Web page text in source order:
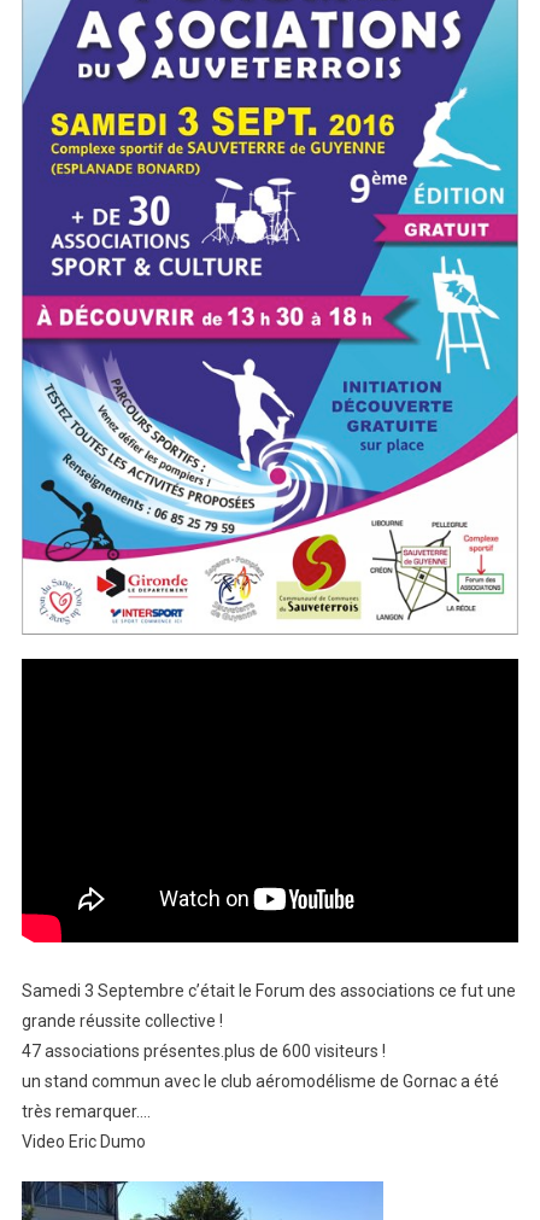
Samedi 3 Septembre c’était le Forum des associations ce fut une
grande réussite collective !
47 associations présentes.plus de 600 visiteurs !
un stand commun avec le club aéromodélisme de Gornac a été
très remarquer….
Video Eric Dumo